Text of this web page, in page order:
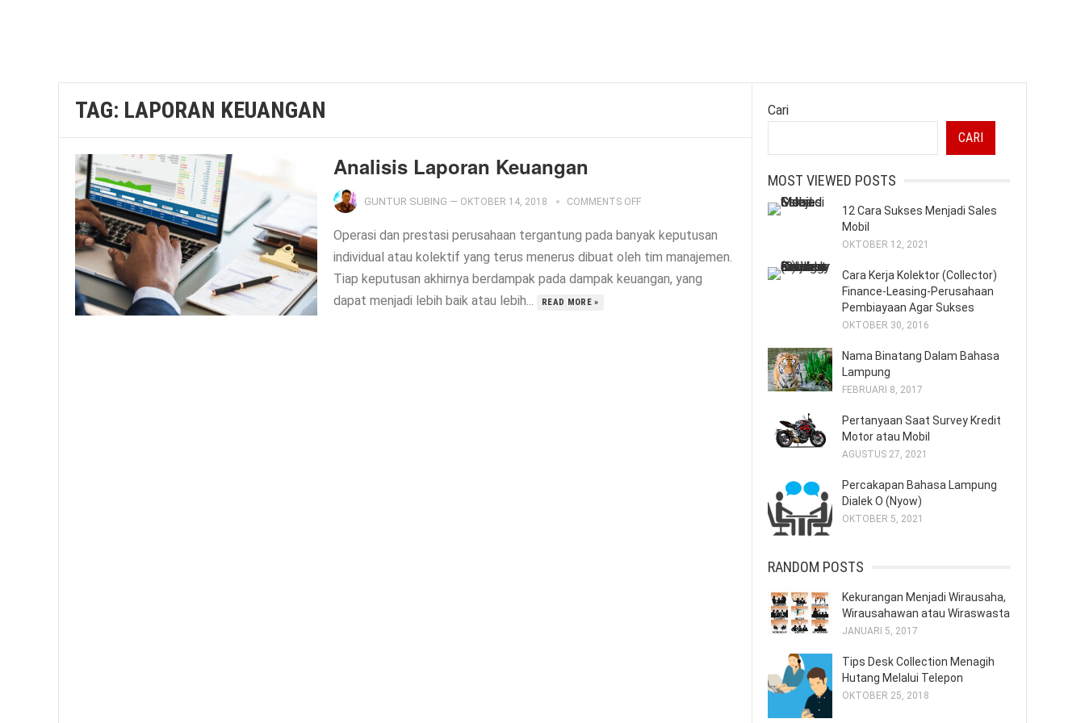
TAG: LAPORAN KEUANGAN
Analisis Laporan Keuangan
GUNTUR SUBING — OKTOBER 14, 2018 COMMENTS OFF
Operasi dan prestasi perusahaan tergantung pada banyak keputusan
individual atau kolektif yang terus menerus dibuat oleh tim manajemen.
Tiap keputusan akhirnya berdampak pada dampak keuangan, yang
dapat menjadi lebih baik atau lebih...
READ MORE »
Cari
CARI
MOST VIEWED POSTS
12 Cara Sukses Menjadi Sales
Mobil
OKTOBER 12, 2021
Cara Kerja Kolektor (Collector)
Finance-Leasing-Perusahaan
Pembiayaan Agar Sukses
OKTOBER 30, 2016
Nama Binatang Dalam Bahasa
Lampung
FEBRUARI 8, 2017
Pertanyaan Saat Survey Kredit
Motor atau Mobil
AGUSTUS 27, 2021
Percakapan Bahasa Lampung
Dialek O (Nyow)
OKTOBER 5, 2021
RANDOM POSTS
Kekurangan Menjadi Wirausaha,
Wirausahawan atau Wiraswasta
JANUARI 5, 2017
Tips Desk Collection Menagih
Hutang Melalui Telepon
OKTOBER 25, 2018